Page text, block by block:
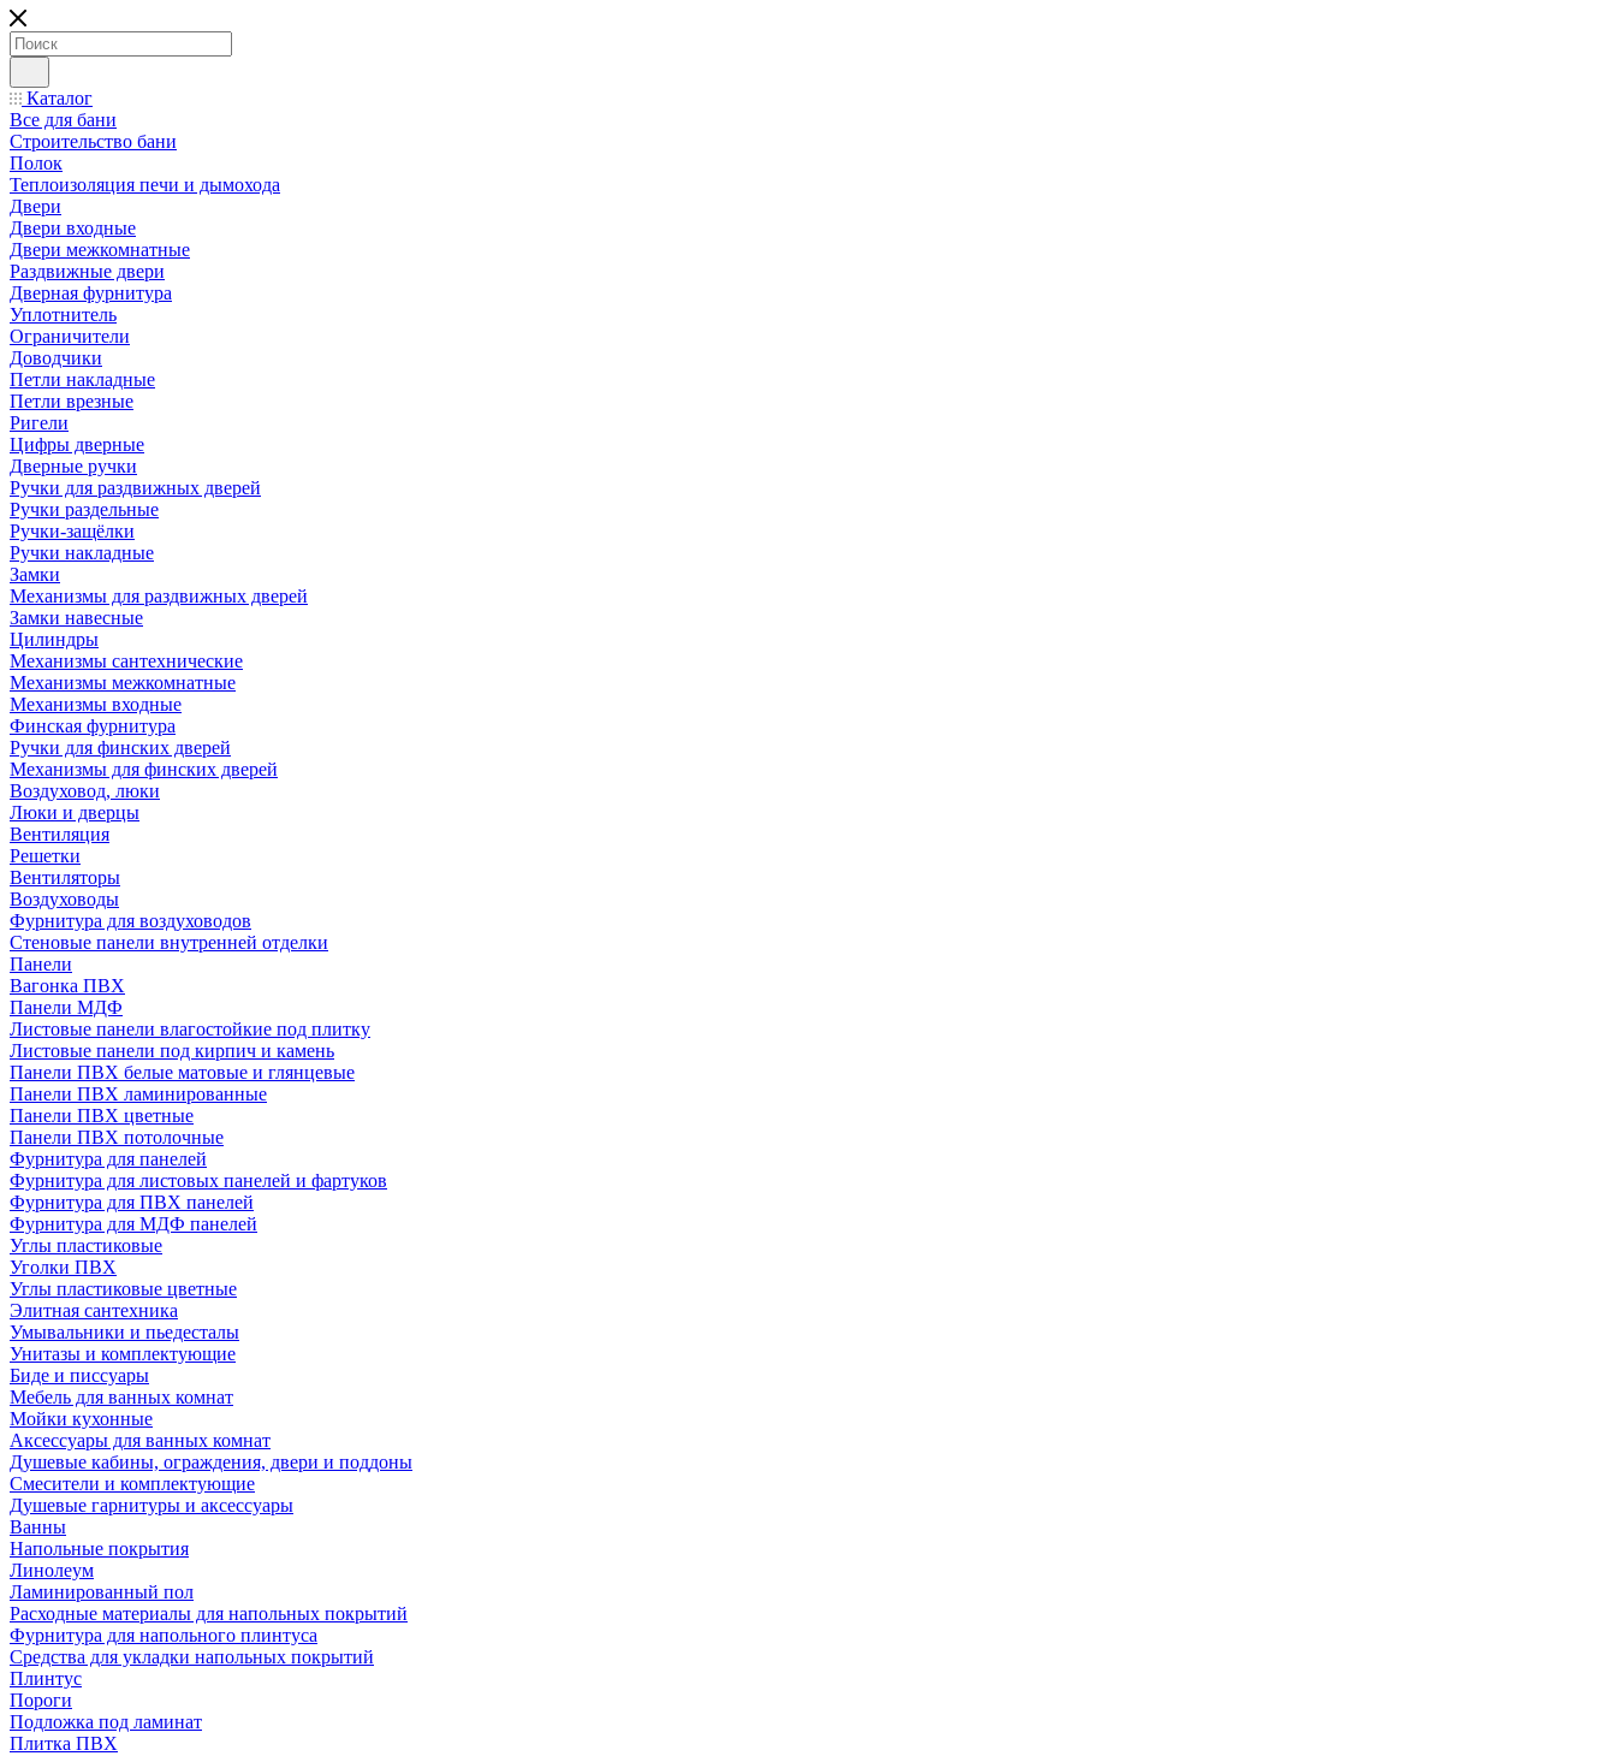
Каталог
Все для бани
Строительство бани
Полок
Теплоизоляция печи и дымохода
Двери
Двери входные
Двери межкомнатные
Раздвижные двери
Дверная фурнитура
Уплотнитель
Ограничители
Доводчики
Петли накладные
Петли врезные
Ригели
Цифры дверные
Дверные ручки
Ручки для раздвижных дверей
Ручки раздельные
Ручки-защёлки
Ручки накладные
Замки
Механизмы для раздвижных дверей
Замки навесные
Цилиндры
Механизмы сантехнические
Механизмы межкомнатные
Механизмы входные
Финская фурнитура
Ручки для финских дверей
Механизмы для финских дверей
Воздуховод, люки
Люки и дверцы
Вентиляция
Решетки
Вентиляторы
Воздуховоды
Фурнитура для воздуховодов
Стеновые панели внутренней отделки
Панели
Вагонка ПВХ
Панели МДФ
Листовые панели влагостойкие под плитку
Листовые панели под кирпич и камень
Панели ПВХ белые матовые и глянцевые
Панели ПВХ ламинированные
Панели ПВХ цветные
Панели ПВХ потолочные
Фурнитура для панелей
Фурнитура для листовых панелей и фартуков
Фурнитура для ПВХ панелей
Фурнитура для МДФ панелей
Углы пластиковые
Уголки ПВХ
Углы пластиковые цветные
Элитная сантехника
Умывальники и пьедесталы
Унитазы и комплектующие
Биде и писсуары
Мебель для ванных комнат
Мойки кухонные
Аксессуары для ванных комнат
Душевые кабины, ограждения, двери и поддоны
Смесители и комплектующие
Душевые гарнитуры и аксессуары
Ванны
Напольные покрытия
Линолеум
Ламинированный пол
Расходные материалы для напольных покрытий
Фурнитура для напольного плинтуса
Средства для укладки напольных покрытий
Плинтус
Пороги
Подложка под ламинат
Плитка ПВХ